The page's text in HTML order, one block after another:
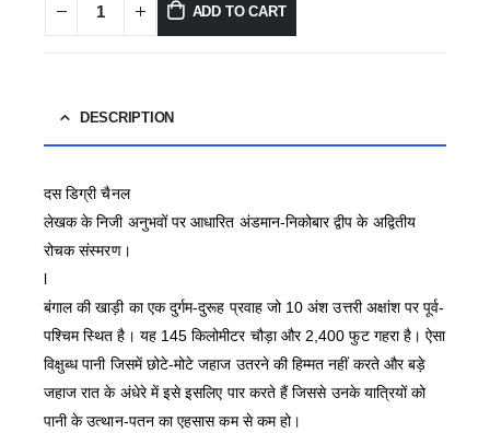
ADD TO CART
DESCRIPTION
दस डिग्री चैनल
लेखक के निजी अनुभवों पर आधारित अंडमान-निकोबार द्वीप के अद्वितीय
रोचक संस्मरण।
l
बंगाल की खाड़ी का एक दुर्गम-दुरूह प्रवाह जो 10 अंश उत्तरी अक्षांश पर पूर्व-
पश्चिम स्थित है। यह 145 किलोमीटर चौड़ा और 2,400 फुट गहरा है। ऐसा
विक्षुब्ध पानी जिसमें छोटे-मोटे जहाज उतरने की हिम्मत नहीं करते और बड़े
जहाज रात के अंधेरे में इसे इसलिए पार करते हैं जिससे उनके यात्रियों को
पानी के उत्थान-पतन का एहसास कम से कम हो।